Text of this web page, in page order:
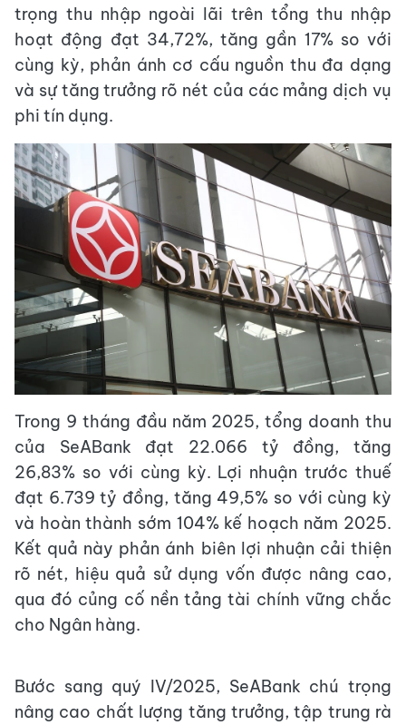
trọng thu nhập ngoài lãi trên tổng thu nhập
hoạt động đạt 34,72%, tăng gần 17% so với
cùng kỳ, phản ánh cơ cấu nguồn thu đa dạng
và sự tăng trưởng rõ nét của các mảng dịch vụ
phi tín dụng.
Trong 9 tháng đầu năm 2025, tổng doanh thu
của SeABank đạt 22.066 tỷ đồng, tăng
26,83% so với cùng kỳ. Lợi nhuận trước thuế
đạt 6.739 tỷ đồng, tăng 49,5% so với cùng kỳ
và hoàn thành sớm 104% kế hoạch năm 2025.
Kết quả này phản ánh biên lợi nhuận cải thiện
rõ nét, hiệu quả sử dụng vốn được nâng cao,
qua đó củng cố nền tảng tài chính vững chắc
cho Ngân hàng.
Bước sang quý IV/2025, SeABank chú trọng
nâng cao chất lượng tăng trưởng, tập trung rà